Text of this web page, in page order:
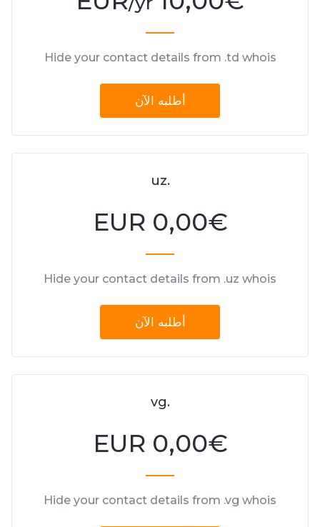
Hide your contact details from .td whois
أطلبه الآن
.uz
€
0,00 EUR
Hide your contact details from .uz whois
أطلبه الآن
.vg
€
0,00 EUR
Hide your contact details from .vg whois